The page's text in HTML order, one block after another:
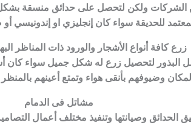
الشركات ولكن لتحصل على حدائق منسقة
للحديقة سواء كان إنجليزي او
زرع كافة أنواع الأشجار والورود ذات المناظر
البذور لتحصيل زرع له شكل جميل سواء كان
وضيوفهم بأنقى هواء وتمتع أعينهم بالمنظر
مشاتل فى الدمام
الحدائق وصيانتها وتنفيذ مختلف أعمال